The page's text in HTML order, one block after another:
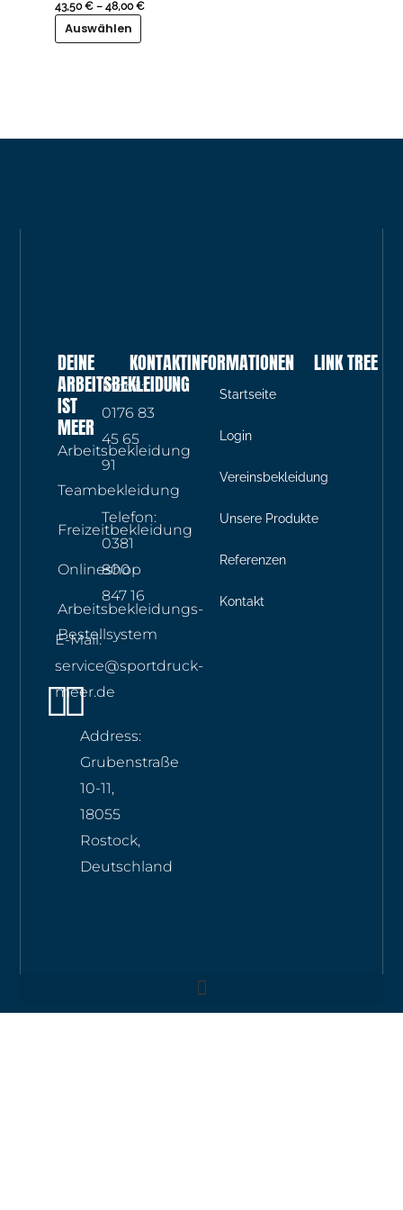
43,50€ –48,00€
Auswählen
Optionen
Produktseite
DEINE
ARBEITSBEKLEIDUNG
IST
MEER
Arbeitsbekleidung
Teambekleidung
Freizeitbekleidung
Onlineshop
Arbeitsbekleidungs-
Bestellsystem
Instagram
Whatsapp
KONTAKTINFORMATIONEN
Mobil:
0176 83
45 65
91
Telefon:
0381
800
847 16
E-Mail:
service@sportdruck-
meer.de
Address:
Grubenstraße
10-11,
18055
Rostock,
Deutschland
LINK TREE
Startseite
Login
Vereinsbekleidung
Unsere Produkte
Referenzen
Kontakt